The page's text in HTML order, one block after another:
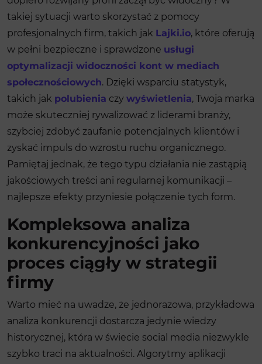
takiej sytuacji warto skorzystać z pomocy
profesjonalnych firm, takich jak Lajki.io, które oferują
w pełni bezpieczne i sprawdzone usługi
optymalizacji widoczności kont w mediach
społecznościowych. Dzięki wsparciu statystyk,
takich jak polubienia czy wyświetlenia, Twoja marka
może skuteczniej rywalizować z liderami branży,
szybciej zdobyć zaufanie potencjalnych klientów i
zyskać impuls do wzrostu ruchu organicznego.
Pamiętaj jednak, że tego typu działania nie zastąpią
jakościowych treści ani regularnej komunikacji –
najlepsze efekty przyniesie połączenie tych form.
Kompleksowa analiza
konkurencyjności jako
proces ciągły w strategii
firmy
Warto mieć na uwadze, że jednorazowa, przykładowa
analiza konkurencji dostarcza jedynie wiedzy
historycznej, która w świecie social media niezwykle
szybko traci na aktualności. Algorytmy aplikacji